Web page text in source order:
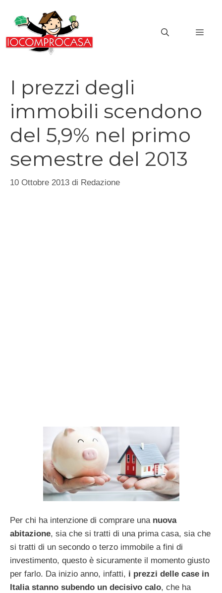
contenuto
I prezzi degli
immobili scendono
del 5,9% nel primo
semestre del 2013
10 Ottobre 2013 di Redazione
Per chi ha intenzione di comprare una nuova
abitazione, sia che si tratti di una prima casa, sia che
si tratti di un secondo o terzo immobile a fini di
investimento, questo è sicuramente il momento giusto
per farlo. Da inizio anno, infatti, i prezzi delle case in
Italia stanno subendo un decisivo calo, che ha